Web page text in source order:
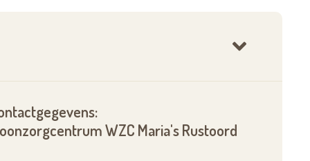
WZC Maria's Rustoord